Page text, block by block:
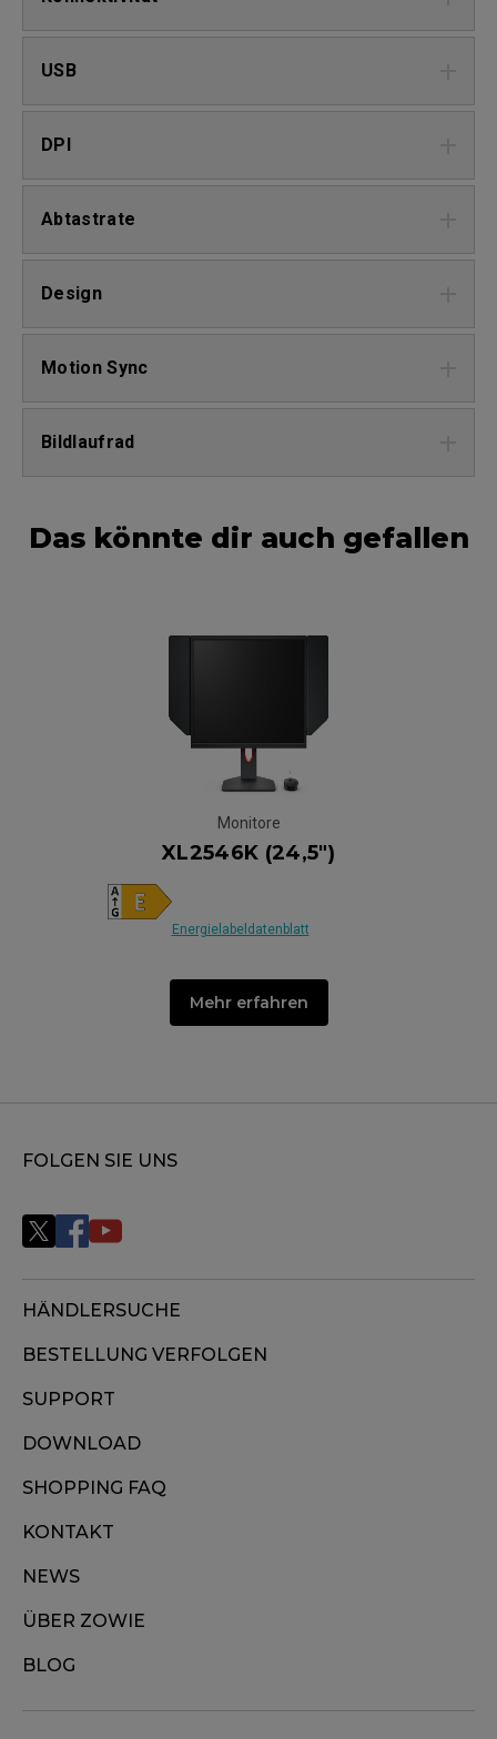
USB
DPI
Abtastrate
Design
Motion Sync
Bildlaufrad
Das könnte dir auch gefallen
Monitore
XL2546K (24,5")
Energielabeldatenblatt
Mehr erfahren
FOLGEN SIE UNS
HÄNDLERSUCHE
BESTELLUNG VERFOLGEN
SUPPORT
DOWNLOAD
SHOPPING FAQ
KONTAKT
NEWS
ÜBER ZOWIE
BLOG